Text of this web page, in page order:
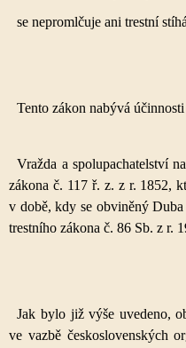
se nepromlčuje ani trestní
Tento zákon nabývá
Vražda a spolupachatelství
zákona č. 117 ř. z. z r. 1852,
v době, kdy se obviněný
trestního zákona č. 86 Sb. z r.
Jak bylo již výše uvedeno,
ve vazbě československých